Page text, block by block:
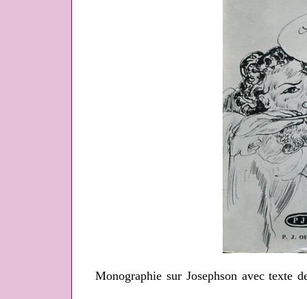
Monographie sur Josephson avec texte